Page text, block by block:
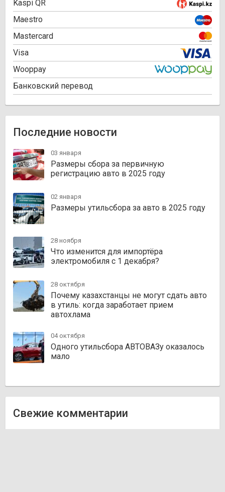
Kaspi QR
Maestro
Mastercard
Visa
Wooppay
Банковский перевод
Последние новости
03 января
Размеры сбора за первичную
регистрацию авто в 2025 году
02 января
Размеры утильсбора за авто в 2025 году
28 ноября
Что изменится для импортёра
электромобиля с 1 декабря?
28 октября
Почему казахстанцы не могут сдать авто
в утиль: когда заработает прием
автохлама
04 октября
Одного утильсбора АВТОВАЗу оказалось
мало
Свежие комментарии